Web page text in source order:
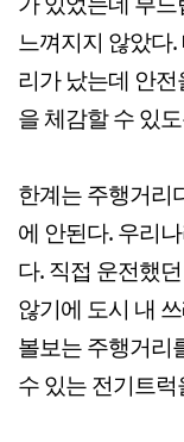
느껴지지 않았다
리가 났는데 안
을 체감할 수 있
한계는 주행거리
에 안된다. 우리
다. 직접 운전했
않기에 도시 내
볼보는 주행거리
수 있는 전기트